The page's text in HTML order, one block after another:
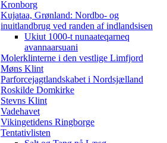
Kronborg
Kujataa, Grønland: Nordbo- og
inuitlandbrug ved randen af indlandsisen
Ukiut 1000-t nunaateqarneq
avannaarsuani
Molerklinterne i den vestlige Limfjord
Møns Klint
Parforcejagtlandskabet i Nordsjælland
Roskilde Domkirke
Stevns Klint
Vadehavet
Vikingetidens Ringborge
Tentativlisten